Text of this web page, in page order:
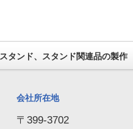
スタンド、スタンド関連品の製作
会社所在地
〒399-3702